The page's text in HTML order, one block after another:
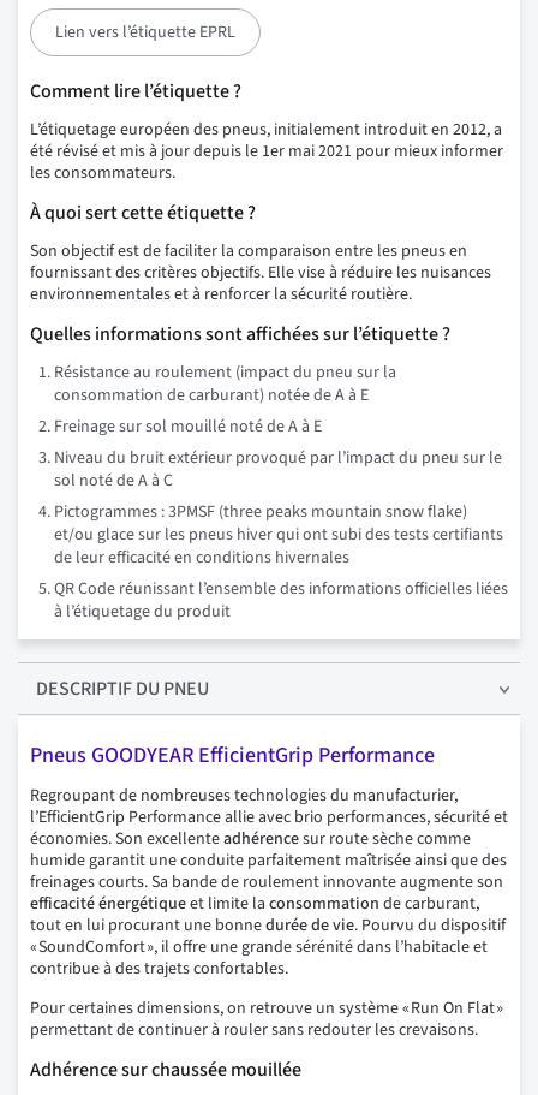
Lien vers l’étiquette EPRL
Comment lire l’étiquette ?
L’étiquetage européen des pneus, initialement introduit en 2012, a
été révisé et mis à jour depuis le 1er mai 2021 pour mieux informer
les consommateurs.
À quoi sert cette étiquette ?
Son objectif est de faciliter la comparaison entre les pneus en
fournissant des critères objectifs. Elle vise à réduire les nuisances
environnementales et à renforcer la sécurité routière.
Quelles informations sont affichées sur l’étiquette ?
Résistance au roulement (impact du pneu sur la
consommation de carburant) notée de A à E
Freinage sur sol mouillé noté de A à E
Niveau du bruit extérieur provoqué par l’impact du pneu sur le
sol noté de A à C
Pictogrammes : 3PMSF (three peaks mountain snow flake)
et/ou glace sur les pneus hiver qui ont subi des tests certifiants
de leur efficacité en conditions hivernales
QR Code réunissant l’ensemble des informations officielles liées
à l’étiquetage du produit
DESCRIPTIFDU PNEU
Pneus GOODYEAR EfficientGrip Performance
Regroupant de nombreuses technologies du manufacturier,
l’EfficientGrip Performance allie avec brio performances, sécurité et
économies. Son excellenteadhérencesur route sèche comme
humide garantit une conduite parfaitement maîtrisée ainsi que des
freinages courts. Sa bande de roulement innovante augmente son
efficacité énergétiqueet limite la consommation de carburant,
tout en lui procurant une bonnedurée de vie. Pourvu du dispositif
« SoundComfort », il offre une grande sérénité dans l’habitacle et
contribue à des trajets confortables.
Pour certaines dimensions, on retrouve un système « Run On Flat »
permettant de continuer à rouler sans redouter les crevaisons.
Adhérence sur chaussée mouillée